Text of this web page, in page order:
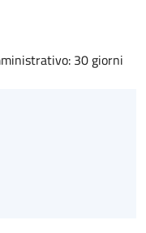
30 giorni